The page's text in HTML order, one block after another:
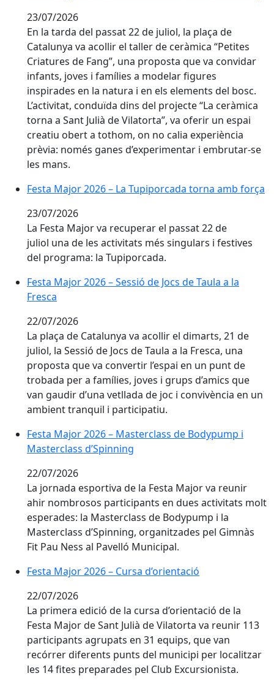
23/07/2026
En la tarda del passat 22 de juliol, la plaça de
Catalunya va acollir el taller de ceràmica “Petites
Criatures de Fang”, una proposta que va convidar
infants, joves i famílies a modelar figures
inspirades en la natura i en els elements del bosc.
L’activitat, conduïda dins del projecte “La ceràmica
torna a Sant Julià de Vilatorta”, va oferir un espai
creatiu obert a tothom, on no calia experiència
prèvia: només ganes d’experimentar i embrutar-se
les mans.
Festa Major 2026 – La Tupiporcada torna amb força
Festa Major 2026 – La Tupiporcada torna amb força
23/07/2026
La Festa Major va recuperar el passat 22 de
juliol una de les activitats més singulars i festives
del programa: la Tupiporcada.
Festa Major 2026 – Sessió de Jocs de Taula a la Fresca
Festa Major 2026 – Sessió de Jocs de Taula a la
Fresca
22/07/2026
La plaça de Catalunya va acollir el dimarts, 21 de
juliol, la Sessió de Jocs de Taula a la Fresca, una
proposta que va convertir l’espai en un punt de
trobada per a famílies, joves i grups d’amics que
van gaudir d’una vetllada de joc i convivència en un
ambient tranquil i participatiu.
Festa Major 2026 – Masterclass de Bodypump i
Festa Major 2026 – Masterclass de Bodypump i
Masterclass d’Spinning
22/07/2026
La jornada esportiva de la Festa Major va reunir
ahir nombrosos participants en dues activitats molt
esperades: la Masterclass de Bodypump i la
Masterclass d’Spinning, organitzades pel Gimnàs
Fit Pau Ness al Pavelló Municipal.
Festa Major 2026 – Cursa d’orientació
Festa Major 2026 – Cursa d’orientació
22/07/2026
La primera edició de la cursa d’orientació de la
Festa Major de Sant Julià de Vilatorta va reunir 113
participants agrupats en 31 equips, que van
recórrer diferents punts del municipi per localitzar
les 14 fites preparades pel Club Excursionista.